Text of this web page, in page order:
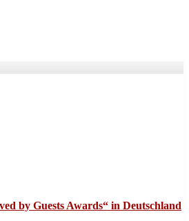
by Guests Awards“ in Deutschland